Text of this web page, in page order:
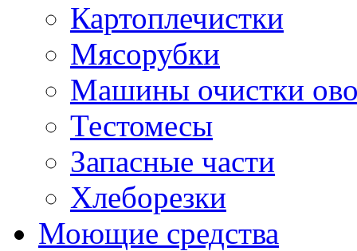
Картоплечистки
Мясорубки
Машины очистки
Тестомесы
Запасные части
Хлеборезки
Моющие средства